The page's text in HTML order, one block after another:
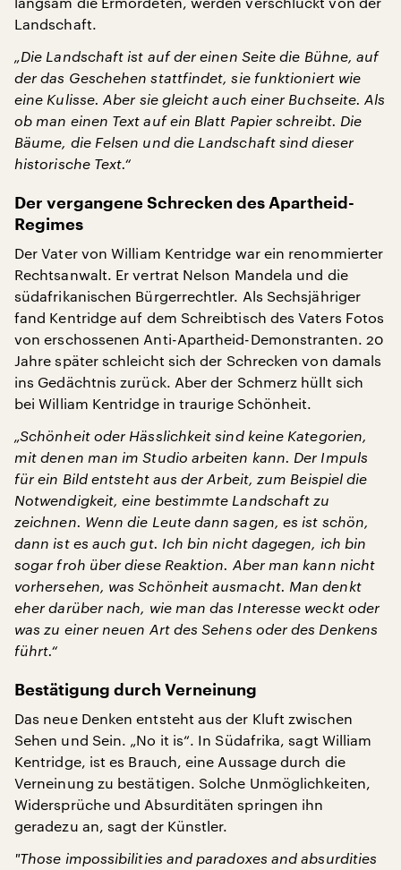
Landschaft.
„Die Landschaft ist auf der einen Seite die Bühne, auf
der das Geschehen stattfindet, sie funktioniert wie
eine Kulisse. Aber sie gleicht auch einer Buchseite. Als
ob man einen Text auf ein Blatt Papier schreibt. Die
Bäume, die Felsen und die Landschaft sind dieser
historische Text.“
Der vergangene Schrecken des Apartheid-
Regimes
Der Vater von William Kentridge war ein renommierter
Rechtsanwalt. Er vertrat Nelson Mandela und die
südafrikanischen Bürgerrechtler. Als Sechsjähriger
fand Kentridge auf dem Schreibtisch des Vaters Fotos
von erschossenen Anti-Apartheid-Demonstranten. 20
Jahre später schleicht sich der Schrecken von damals
ins Gedächtnis zurück. Aber der Schmerz hüllt sich
bei William Kentridge in traurige Schönheit.
„Schönheit oder Hässlichkeit sind keine Kategorien,
mit denen man im Studio arbeiten kann. Der Impuls
für ein Bild entsteht aus der Arbeit, zum Beispiel die
Notwendigkeit, eine bestimmte Landschaft zu
zeichnen. Wenn die Leute dann sagen, es ist schön,
dann ist es auch gut. Ich bin nicht dagegen, ich bin
sogar froh über diese Reaktion. Aber man kann nicht
vorhersehen, was Schönheit ausmacht. Man denkt
eher darüber nach, wie man das Interesse weckt oder
was zu einer neuen Art des Sehens oder des Denkens
führt.“
Bestätigung durch Verneinung
Das neue Denken entsteht aus der Kluft zwischen
Sehen und Sein. „No it is“. In Südafrika, sagt William
Kentridge, ist es Brauch, eine Aussage durch die
Verneinung zu bestätigen. Solche Unmöglichkeiten,
Widersprüche und Absurditäten springen ihn
geradezu an, sagt der Künstler.
"Those impossibilities and paradoxes and absurdities